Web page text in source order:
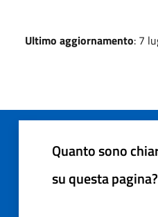
Ultimo aggiornamento: 7
Quanto sono
su questa pagina?